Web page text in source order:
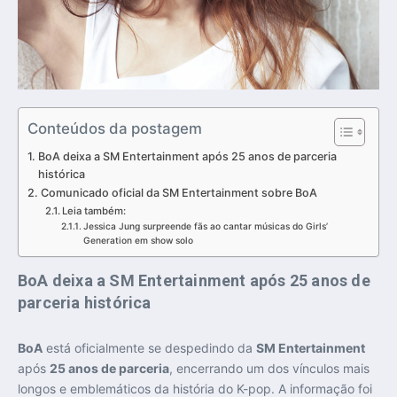
Conteúdos da postagem
BoA deixa a SM Entertainment após 25 anos de parceria
histórica
Comunicado oficial da SM Entertainment sobre BoA
Leia também:
Jessica Jung surpreende fãs ao cantar músicas do Girls’
Generation em show solo
BoA deixa a SM Entertainment após 25 anos de
parceria histórica
BoA está oficialmente se despedindo da SM Entertainment
após 25 anos de parceria, encerrando um dos vínculos mais
longos e emblemáticos da história do K-pop. A informação foi